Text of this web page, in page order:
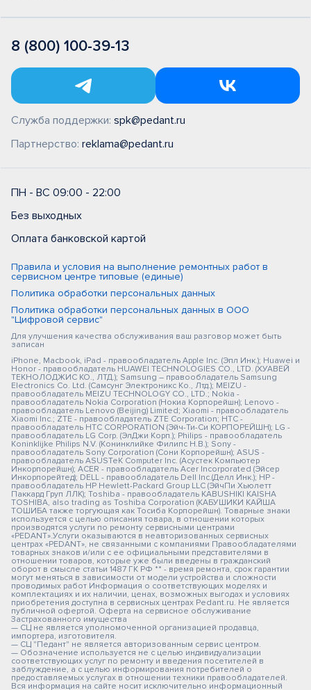
8 (800) 100-39-13
Служба поддержки: spk@pedant.ru
Партнерство: reklama@pedant.ru
ПН - ВС 09:00 - 22:00
Без выходных
Оплата банковской картой
Правила и условия на выполнение ремонтных работ в
сервисном центре типовые (единые)
Политика обработки персональных данных
Политика обработки персональных данных в ООО
"Цифровой сервис"
Для улучшения качества обслуживания ваш разговор может быть
записан
iPhone, Macbook, iPad - правообладатель Apple Inc. (Эпл Инк.); Huawei и
Honor - правообладатель HUAWEI TECHNOLOGIES CO., LTD. (ХУАВЕЙ
ТЕКНОЛОДЖИС КО., ЛТД.); Samsung – правообладатель Samsung
Electronics Co. Ltd. (Самсунг Электроникс Ко., Лтд.); MEIZU -
правообладатель MEIZU TECHNOLOGY CO., LTD.; Nokia -
правообладатель Nokia Corporation (Нокиа Корпорейшн); Lenovo -
правообладатель Lenovo (Beijing) Limited; Xiaomi - правообладатель
Xiaomi Inc.; ZTE - правообладатель ZTE Corporation; HTC -
правообладатель HTC CORPORATION (Эйч-Ти-Си КОРПОРЕЙШН); LG -
правообладатель LG Corp. (ЭлДжи Корп.); Philips - правообладатель
Koninklijke Philips N.V. (Конинклийке Филипс Н.В.); Sony -
правообладатель Sony Corporation (Сони Корпорейшн); ASUS -
правообладатель ASUSTeK Computer Inc. (Асустек Компьютер
Инкорпорейшн); ACER - правообладатель Acer Incorporated (Эйсер
Инкорпорейтед); DELL - правообладатель Dell Inc.(Делл Инк.); HP -
правообладатель HP Hewlett-Packard Group LLC (ЭйчПи Хьюлетт
Паккард Груп ЛЛК); Toshiba - правообладатель KABUSHIKI KAISHA
TOSHIBA, also trading as Toshiba Corporation (КАБУШИКИ КАЙША
ТОШИБА также торгующая как Тосиба Корпорейшн). Товарные знаки
используется с целью описания товара, в отношении которых
производятся услуги по ремонту сервисными центрами
«PEDANT».Услуги оказываются в неавторизованных сервисных
центрах «PEDANT», не связанными с компаниями Правообладателями
товарных знаков и/или с ее официальными представителями в
отношении товаров, которые уже были введены в гражданский
оборот в смысле статьи 1487 ГК РФ ** - время ремонта, срок гарантии
могут меняться в зависимости от модели устройства и сложности
проводимых работ Информация о соответствующих моделях и
комплектациях и их наличии, ценах, возможных выгодах и условиях
приобретения доступна в сервисных центрах Pedant.ru. Не является
публичной офертой. Оферта на сервисное обслуживание
Застрахованного имущества
— СЦ не является уполномоченной организацией продавца,
импортера, изготовителя.
— СЦ "Педант" не является авторизованным сервис центром.
— Обозначение используется не с целью индивидуализации
соответствующих услуг по ремонту и введения посетителей в
заблуждение, а с целью информирования потребителей о
предоставляемых услугах в отношении техники правообладателей.
Вся информация на сайте носит исключительно информационный